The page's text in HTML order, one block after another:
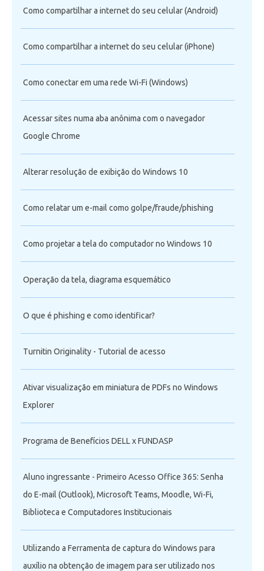
Como compartilhar a internet do seu celular (Android)
Como compartilhar a internet do seu celular (iPhone)
Como conectar em uma rede Wi-Fi (Windows)
Acessar sites numa aba anônima com o navegador
Google Chrome
Alterar resolução de exibição do Windows 10
Como relatar um e-mail como golpe/fraude/phishing
Como projetar a tela do computador no Windows 10
Operação da tela, diagrama esquemático
O que é phishing e como identificar?
Turnitin Originality - Tutorial de acesso
Ativar visualização em miniatura de PDFs no Windows
Explorer
Programa de Benefícios DELL x FUNDASP
Aluno ingressante - Primeiro Acesso Office 365: Senha
do E-mail (Outlook), Microsoft Teams, Moodle, Wi-Fi,
Biblioteca e Computadores Institucionais
Utilizando a Ferramenta de captura do Windows para
auxílio na obtenção de imagem para ser utilizado nos